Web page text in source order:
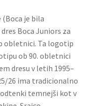
(Boca je bila
Boca Juniors za
obletnici. Ta logotip
ob 90. obletnici
dresu v letih 1995–
26 ima tradicionalno
temnejši kot v